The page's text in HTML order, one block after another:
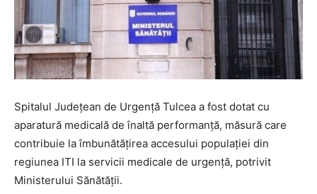
Spitalul Județean de Urgență Tulcea a fost dotat cu
aparatură medicală de înaltă performanță, măsură care
contribuie la îmbunătățirea accesului populației din
regiunea ITI la servicii medicale de urgență, potrivit
Ministerului Sănătății.